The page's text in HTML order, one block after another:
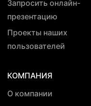
Запросить онлайн-
презентацию
Проекты наших
пользователей
КОМПАНИЯ
О компании